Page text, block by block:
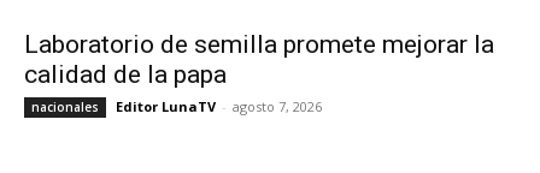
Laboratorio de semilla promete mejorar la
calidad de la papa
nacionales Editor LunaTV - agosto 7, 2026